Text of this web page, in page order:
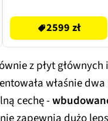
2599 zł
z płyt
właśnie
cechę -